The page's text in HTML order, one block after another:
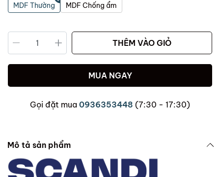
MDF Thường
MDF Chống ẩm
THÊM VÀO GIỎ
MUA NGAY
Gọi đặt mua 0936353448 (7:30 - 17:30)
Mô tả sản phẩm